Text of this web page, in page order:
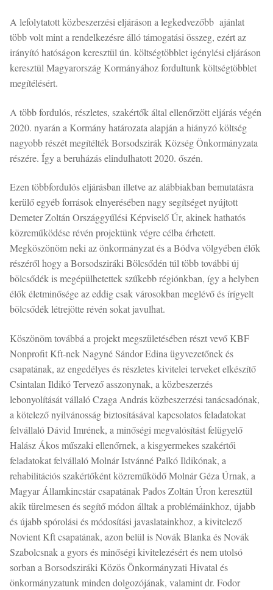
A lefolytatott közbeszerzési eljáráson a legkedvezőbb ajánlat
több volt mint a rendelkezésre álló támogatási összeg, ezért az
irányító hatóságon keresztül ún. költségtöbblet igénylési eljáráson
keresztül Magyarország Kormányához fordultunk költségtöbblet
megítélésért.
A több fordulós, részletes, szakértők által ellenőrzött eljárás végén
2020. nyarán a Kormány határozata alapján a hiányzó költség
nagyobb részét megítélték Borsodszirák Község Önkormányzata
részére. Így a beruházás elindulhatott 2020. őszén.
Ezen többfordulós eljárásban illetve az alábbiakban bemutatásra
kerülő egyéb források elnyerésében nagy segítséget nyújtott
Demeter Zoltán Országgyűlési Képviselő Úr, akinek hathatós
közreműködése révén projektünk végre célba érhetett.
Megköszönöm neki az önkormányzat és a Bódva völgyében élők
részéről hogy a Borsodsziráki Bölcsődén túl több további új
bölcsődék is megépülhetettek szűkebb régiónkban, így a helyben
élők életminősége az eddig csak városokban meglévő és írígyelt
bölcsődék létrejötte révén sokat javulhat.
Köszönöm továbbá a projekt megszületésében részt vevő KBF
Nonprofit Kft-nek Nagyné Sándor Edina ügyvezetőnek és
csapatának, az engedélyes és részletes kivitelei terveket elkészítő
Csintalan Ildikó Tervező asszonynak, a közbeszerzés
lebonyolítását vállaló Czaga András közbeszerzési tanácsadónak,
a kötelező nyilvánosság biztosításával kapcsolatos feladatokat
felvállaló Dávid Imrének, a minőségi megvalósítást felügyelő
Halász Ákos műszaki ellenőrnek, a kisgyermekes szakértői
feladatokat felvállaló Molnár Istvánné Palkó Ildikónak, a
rehabilitációs szakértőként közreműködő Molnár Géza Úrnak, a
Magyar Államkincstár csapatának Pados Zoltán Úron keresztül
akik türelmesen és segítő módon álltak a problémáinkhoz, újabb
és újabb spórolási és módosítási javaslatainkhoz, a kivitelező
Novient Kft csapatának, azon belül is Novák Blanka és Novák
Szabolcsnak a gyors és minőségi kivitelezésért és nem utolsó
sorban a Borsodsziráki Közös Önkormányzati Hivatal és
önkormányzatunk minden dolgozójának, valamint dr. Fodor